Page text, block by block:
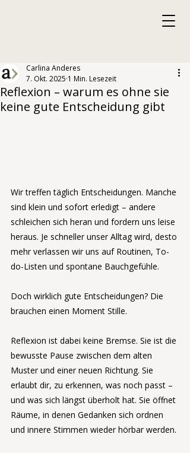
Reflexion – warum es ohne sie
keine gute Entscheidung gibt
Carlina Anderes
7. Okt. 2025 1 Min. Lesezeit
Wir treffen täglich Entscheidungen. Manche
sind klein und sofort erledigt – andere
schleichen sich heran und fordern uns leise
heraus. Je schneller unser Alltag wird, desto
mehr verlassen wir uns auf Routinen, To-
do-Listen und spontane Bauchgefühle.
Doch wirklich gute Entscheidungen? Die
brauchen einen Moment Stille.
Reflexion ist dabei keine Bremse. Sie ist die
bewusste Pause zwischen dem alten
Muster und einer neuen Richtung. Sie
erlaubt dir, zu erkennen, was noch passt –
und was sich längst überholt hat. Sie öffnet
Räume, in denen Gedanken sich ordnen
und innere Stimmen wieder hörbar werden.